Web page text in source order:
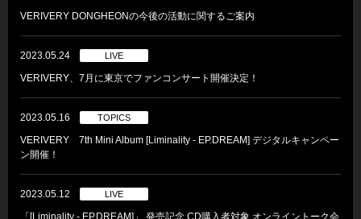
VERIVERY DONGHEONの今後の活動に関するご案内
2023.05.24 LIVE
VERIVERY、7月に東京でファンコンサート開催決定！
2023.05.16 TOPICS
VERIVERY 7th Mini Album [Liminality - EP.DREAM] デジタルキャンペー
ン開催！
2023.05.12 LIVE
「[Liminality - EP.DREAM]」 発売記念 CD購入者対象 オンライントーク会